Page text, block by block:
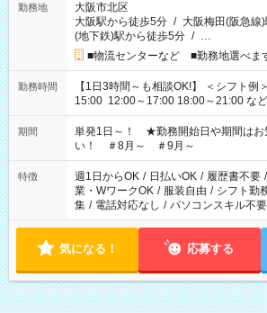
勤務地
大阪市北区
大阪駅から徒歩5分 / 大阪梅田(阪急線
(地下鉄)駅から徒歩5分 / …
■物流センターなど ■勤務地選べま
勤務時間
【1日3時間～も相談OK!】 ＜シフト例＞ 9:00～12:00 10:00～
15:00 12:00～17:00 18:00～21:00 など こちら以外の時間帯も
お気軽にご相談ください！
期間
単発1日～！ ★勤務開始日や期間はお
い！ ＃8月～ ＃9月～
特徴 週1日からOK / 日払いOK / 履歴書不要 /
業・WワークOK / 服装自由 / シフト勤
集 / 電話対応なし / パソコンスキル不要
気になる！ 応募する